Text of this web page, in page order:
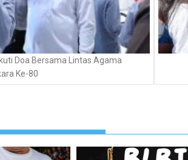
Doa Bersama Lintas Agama
Ke-80